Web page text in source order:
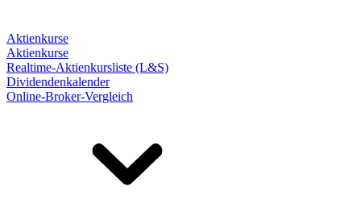
Aktienkurse
Aktienkurse
Realtime-Aktienkursliste (L&S)
Dividendenkalender
Online-Broker-Vergleich